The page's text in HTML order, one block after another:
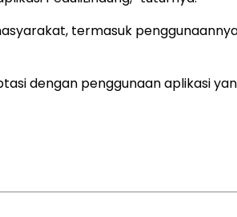
termasuk
dengan penggunaan aplikasi